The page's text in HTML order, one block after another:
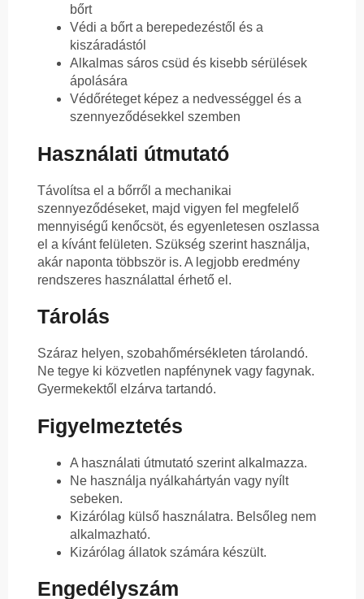
bőrt
Védi a bőrt a berepedezéstől és a
kiszáradástól
Alkalmas sáros csüd és kisebb sérülések
ápolására
Védőréteget képez a nedvességgel és a
szennyeződésekkel szemben
Használati útmutató
Távolítsa el a bőrről a mechanikai
szennyeződéseket, majd vigyen fel megfelelő
mennyiségű kenőcsöt, és egyenletesen oszlassa
el a kívánt felületen. Szükség szerint használja,
akár naponta többször is. A legjobb eredmény
rendszeres használattal érhető el.
Tárolás
Száraz helyen, szobahőmérsékleten tárolandó.
Ne tegye ki közvetlen napfénynek vagy fagynak.
Gyermekektől elzárva tartandó.
Figyelmeztetés
A használati útmutató szerint alkalmazza.
Ne használja nyálkahártyán vagy nyílt
sebeken.
Kizárólag külső használatra. Belsőleg nem
alkalmazható.
Kizárólag állatok számára készült.
Engedélyszám